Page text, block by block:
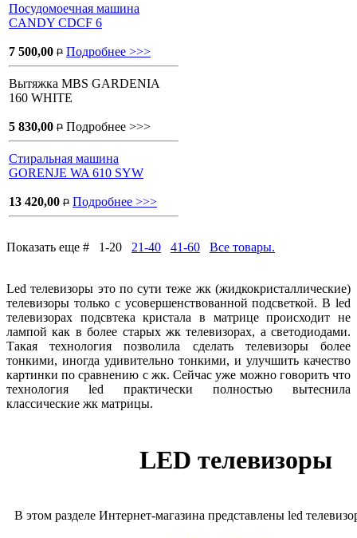
Посудомоечная машина
CANDY CDCF 6
7 500,00 P Подробнее >>>
Вытяжка MBS GARDENIA
160 WHITE
5 830,00 P Подробнее >>>
Стиральная машина
GORENJE WA 610 SYW
13 420,00 P Подробнее >>>
Показать еще # 1-20 21-40 41-60 Все товары.
Led телевизоры это по сути теже жк (жидкокристаллические)
телевизоры только с усовершенствованной подсветкой. В led
телевизорах подсвтека кристала в матрице происходит не
лампой как в более старых жк телевизорах, а светодиодами.
Такая технология позволила сделать телевизоры более
тонкими, иногда удивительно тонкими, и улучшить качество
картинки по сравнению с жк. Сейчас уже можно говорить что
технология led практически полностью вытеснила
классические жк матрицы.
LED телевизоры
В этом разделе Интернет-магазина представлены led